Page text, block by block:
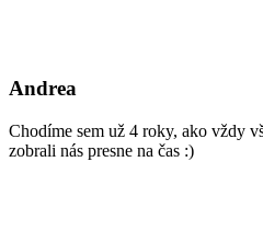
Andrea
Chodíme sem už 4 roky, ako vždy
zobrali nás presne na čas :)